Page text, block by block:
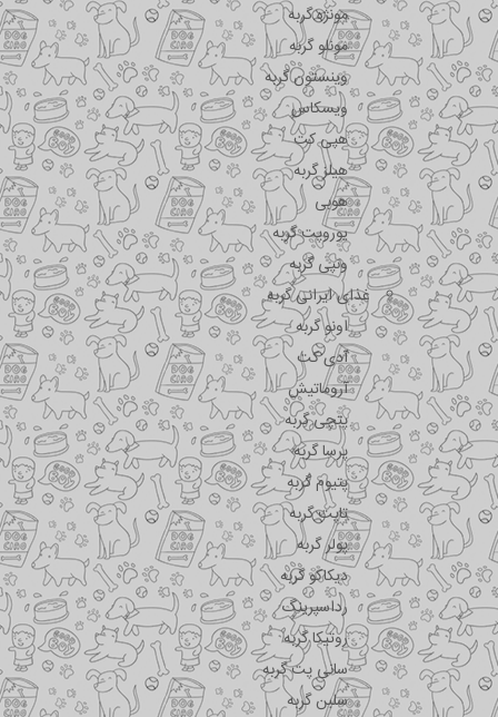
مونژه گربه
مونلو گربه
وینستون گربه
ویسکاس
هپی کت
هیلز گربه
هوبی
یوروپت گربه
ونپی گربه
غذای ایرانی گربه
اونو گربه
آدی کت
آروماتیش
پتچی گربه
پرسا گربه
پتیوم گربه
تاپت گربه
پولر گربه
دیکاکو گربه
رداسپرینگ
روتیکا گربه
سانی پت گربه
سلبن گربه